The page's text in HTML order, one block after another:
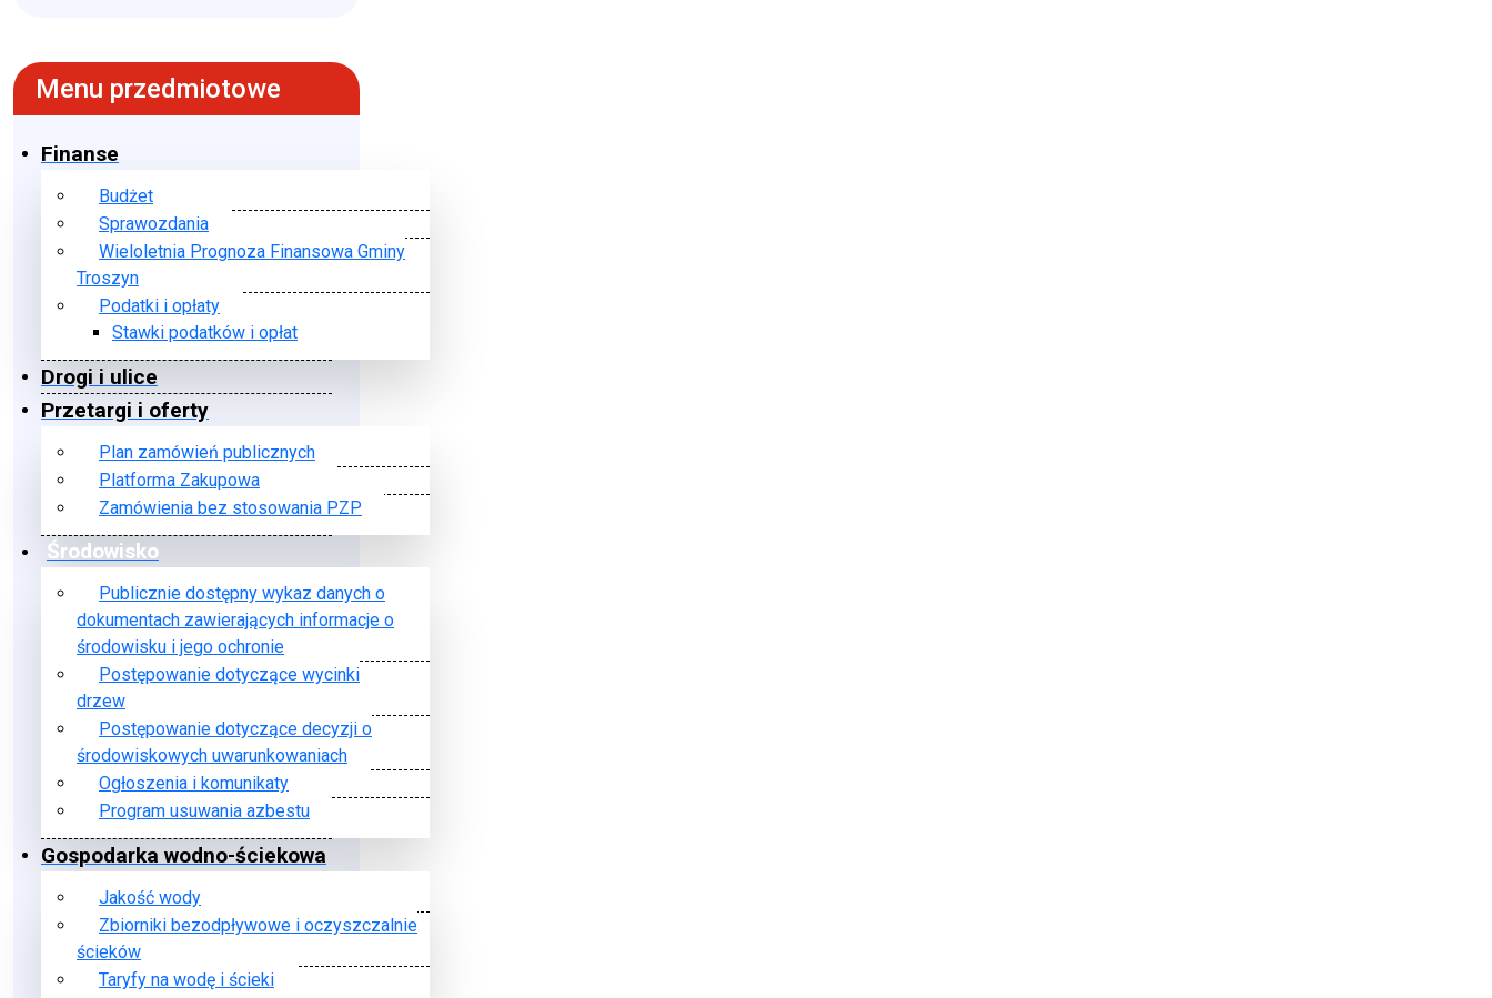
Menu przedmiotowe
Finanse
Budżet
Sprawozdania
Wieloletnia Prognoza Finansowa Gminy
Troszyn
Podatki i opłaty
Stawki podatków i opłat
Drogi i ulice
Przetargi i oferty
Plan zamówień publicznych
Platforma Zakupowa
Zamówienia bez stosowania PZP
Środowisko
Publicznie dostępny wykaz danych o
dokumentach zawierających informacje o
środowisku i jego ochronie
Postępowanie dotyczące wycinki
drzew
Postępowanie dotyczące decyzji o
środowiskowych uwarunkowaniach
Ogłoszenia i komunikaty
Program usuwania azbestu
Gospodarka wodno-ściekowa
Jakość wody
Zbiorniki bezodpływowe i oczyszczalnie
ścieków
Taryfy na wodę i ścieki